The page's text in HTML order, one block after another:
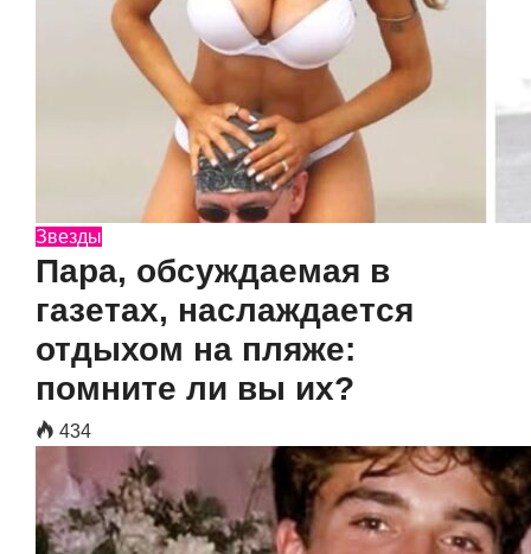
Звезды
Пара, обсуждаемая в
газетах, наслаждается
отдыхом на пляже:
помните ли вы их?
434